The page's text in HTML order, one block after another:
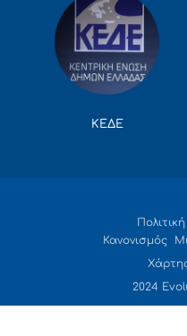
ΚΕΔΕ
Κανονισμός
2024